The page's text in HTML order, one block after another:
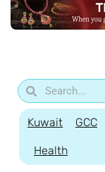
Kuwait GCC
Health